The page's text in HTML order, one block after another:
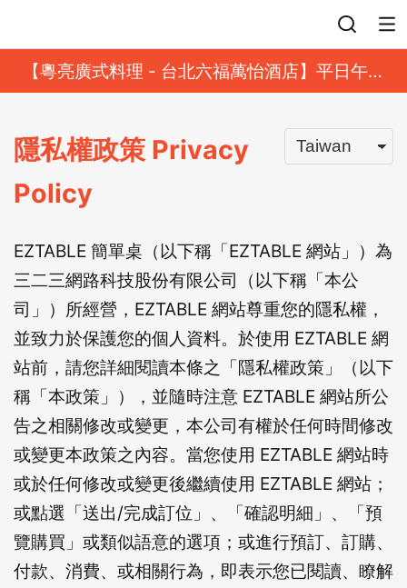
【粵亮廣式料理 - 台北六福萬怡酒店】平日午餐
8 折起｜靓港點套餐
隱私權政策 Privacy
Policy
EZTABLE 簡單桌（以下稱「EZTABLE 網站」）為
三二三網路科技股份有限公司（以下稱「本公
司」）所經營，EZTABLE 網站尊重您的隱私權，
並致力於保護您的個人資料。於使用 EZTABLE 網
站前，請您詳細閱讀本條之「隱私權政策」（以下
稱「本政策」），並隨時注意 EZTABLE 網站所公
告之相關修改或變更，本公司有權於任何時間修改
或變更本政策之內容。當您使用 EZTABLE 網站時
或於任何修改或變更後繼續使用 EZTABLE 網站；
或點選「送出/完成訂位」、「確認明細」、「預
覽購買」或類似語意的選項；或進行預訂、訂購、
付款、消費、或相關行為，即表示您已閱讀、瞭解